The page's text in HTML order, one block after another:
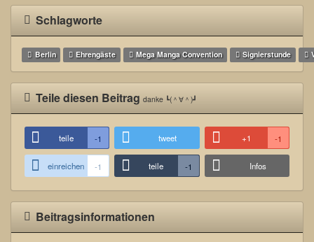
Schlagworte
Berlin Ehrengäste Mega Manga Convention Signierstunde
Teile diesen Beitragdanke ┗(＾∀＾)┛
teile -1 tweet +1 -1
einreichen -1 teile -1 Infos
Beitragsinformationen